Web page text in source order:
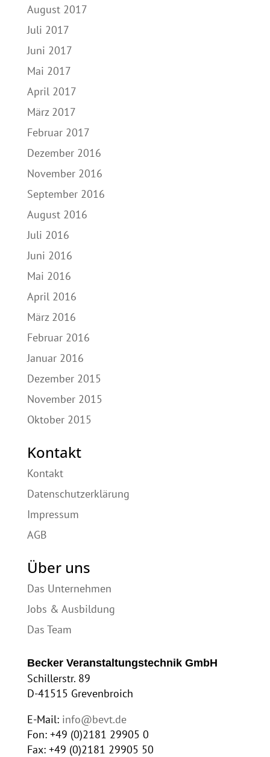
August 2017
Juli 2017
Juni 2017
Mai 2017
April 2017
März 2017
Februar 2017
Dezember 2016
November 2016
September 2016
August 2016
Juli 2016
Juni 2016
Mai 2016
April 2016
März 2016
Februar 2016
Januar 2016
Dezember 2015
November 2015
Oktober 2015
Kontakt
Kontakt
Datenschutzerklärung
Impressum
AGB
Über uns
Das Unternehmen
Jobs & Ausbildung
Das Team
Becker Veranstaltungstechnik GmbH
Schillerstr. 89
D-41515 Grevenbroich
E-Mail: info@bevt.de
Fon: +49 (0)2181 29905 0
Fax: +49 (0)2181 29905 50